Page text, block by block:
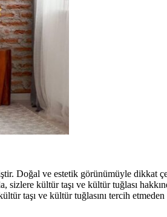
Doğal ve estetik görünümüyle dikkat
kültür taşı ve kültür tuğlası
ve kültür tuğlasını tercih etmeden